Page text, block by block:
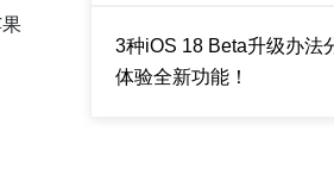
3种iOS 18 Beta升级办法
体验全新功能！